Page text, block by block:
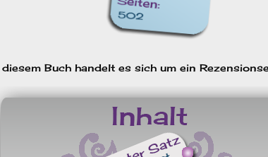
Buch handelt es sich um ein